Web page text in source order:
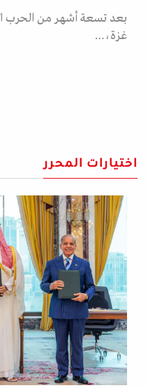
بعد تسعة أشهر من الحرب
غزة،…
اختيارات المحرر